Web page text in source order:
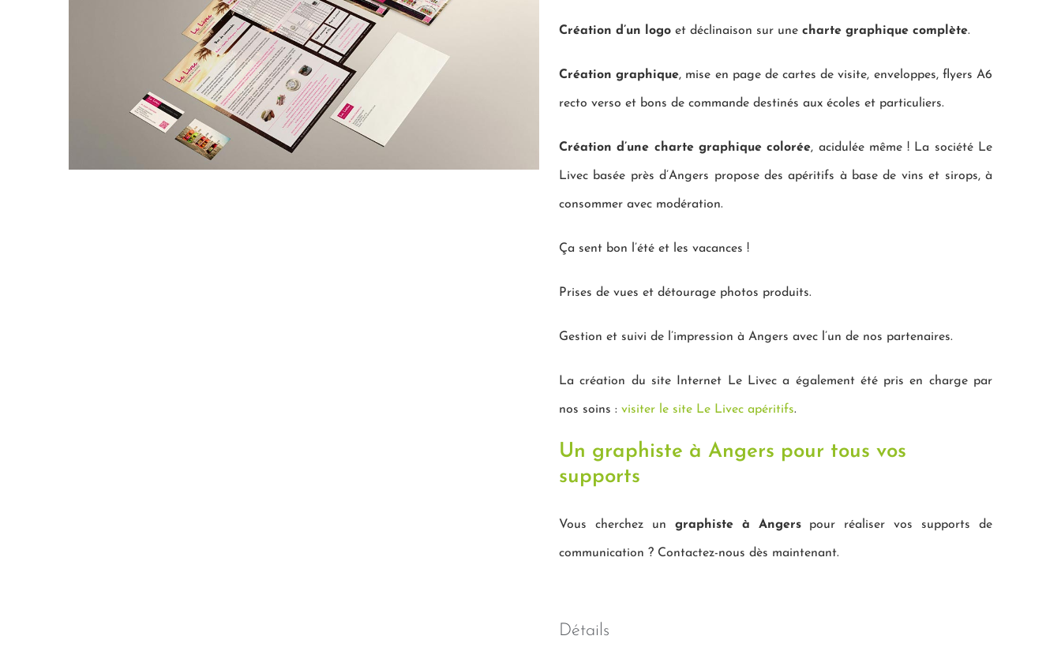
Création d’un logo et déclinaison sur unecharte graphique complète.
Création graphique, mise en page de cartes de visite, enveloppes, flyers A6
recto verso et bons de commande destinés aux écoles et particuliers.
Création d’une charte graphique colorée, acidulée même ! La société Le
Livec basée près d’Angers propose des apéritifs à base de vins et sirops, à
consommer avec modération.
Ça sent bon l’été et les vacances !
Prises de vues et détourage photos produits.
Gestion et suivi de l’impression à Angers avec l’un de nos partenaires.
La création du site Internet Le Livec a également été pris en charge par
nos soins :visiter le site Le Livec apéritifs.
Un graphiste à Angers pour tous vos
supports
Vous cherchez un graphiste à Angerspour réaliser vos supports de
communication ? Contactez-nous dès maintenant.
Détails